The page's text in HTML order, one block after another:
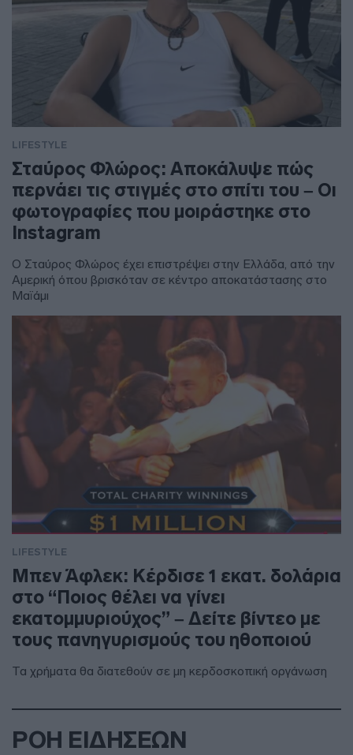
LIFESTYLE
Σταύρος Φλώρος: Αποκάλυψε πώς
περνάει τις στιγμές στο σπίτι του – Οι
φωτογραφίες που μοιράστηκε στο
Instagram
Ο Σταύρος Φλώρος έχει επιστρέψει στην Ελλάδα, από την
Αμερική όπου βρισκόταν σε κέντρο αποκατάστασης στο
Μαϊάμι
LIFESTYLE
Μπεν Άφλεκ: Κέρδισε 1 εκατ. δολάρια
στο “Ποιος θέλει να γίνει
εκατομμυριούχος” – Δείτε βίντεο με
τους πανηγυρισμούς του ηθοποιού
Τα χρήματα θα διατεθούν σε μη κερδοσκοπική οργάνωση
ΡΟΗ ΕΙΔΗΣΕΩΝ